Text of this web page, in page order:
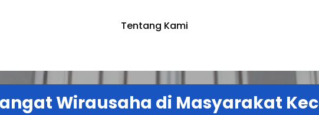
Tentang Kami
Wirausaha di Masyarakat